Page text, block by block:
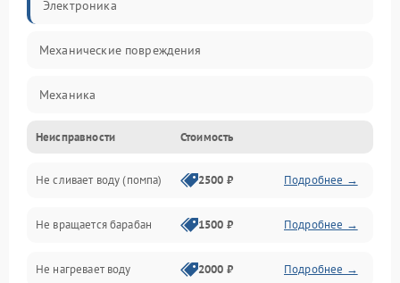
Электроника
Механические повреждения
Механика
Электропитание
Водоснабжение
Слив
Программное обеспечение
Неисправности Стоимость
Не сливает воду (помпа) 2500 ₽ Подробнее →
Не вращается барабан 1500 ₽ Подробнее →
Не нагревает воду 2000 ₽ Подробнее →